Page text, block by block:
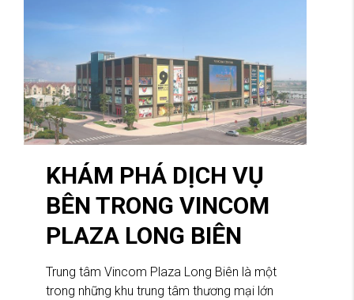
KHÁM PHÁ DỊCH VỤ
BÊN TRONG VINCOM
PLAZA LONG BIÊN
Trung tâm Vincom Plaza Long Biên là một
trong những khu trung tâm thương mại lớn